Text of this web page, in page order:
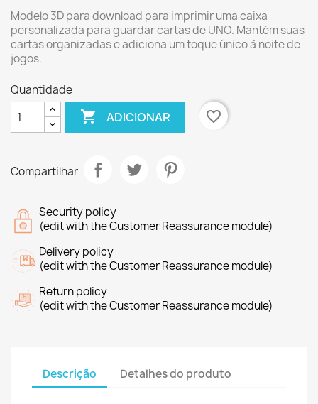
Modelo 3D para download para imprimir uma caixa
personalizada para guardar cartas de UNO. Mantém suas
cartas organizadas e adiciona um toque único à noite de
jogos.
Quantidade
 ADICIONAR favorite_border
Compartilhar
Security policy
(edit with the Customer Reassurance module)
Delivery policy
(edit with the Customer Reassurance module)
Return policy
(edit with the Customer Reassurance module)
Descrição Detalhes do produto